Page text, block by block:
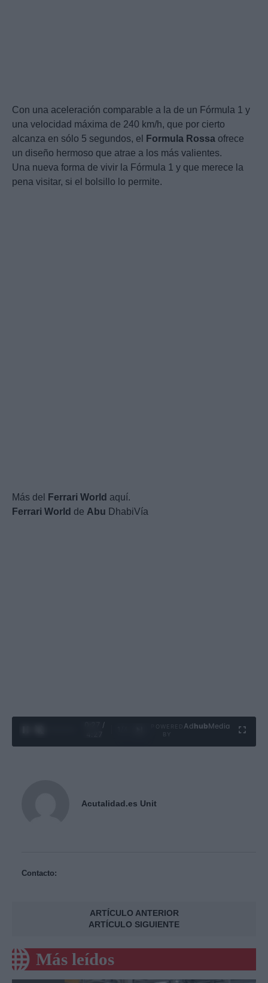
Con una aceleración comparable a la de un Fórmula 1 y
una velocidad máxima de 240 km/h, que por cierto
alcanza en sólo 5 segundos, el
Formula Rossa ofrece
un diseño hermoso que atrae a los más valientes.
Una nueva forma de vivir la Fórmula 1 y que merece la
pena visitar, si el bolsillo lo permite.
Más del Ferrari World aquí.
Ferrari World de Abu DhabiVía
0:28 /
Ad hubMedia
Acutalidad.es Unit
Contacto:
ARTÍCULO ANTERIOR
ARTÍCULO SIGUIENTE
Más leídos